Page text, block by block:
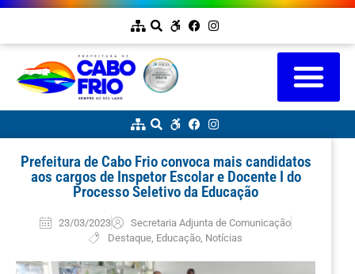
Prefeitura de Cabo Frio convoca mais candidatos
aos cargos de Inspetor Escolar e Docente I do
Processo Seletivo da Educação
23/03/2023
Secretaria Adjunta de Comunicação
Destaque, Educação, Notícias